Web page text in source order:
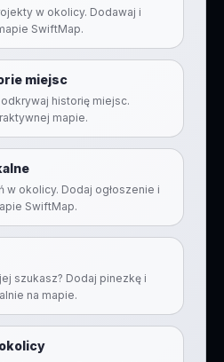
w okolicy. Dodawaj i
SwiftMap.
miejsc
historię miejsc.
mapie.
w okolicy. Dodaj ogłoszenie i
SwiftMap.
szukasz? Dodaj pinezkę i
na mapie.